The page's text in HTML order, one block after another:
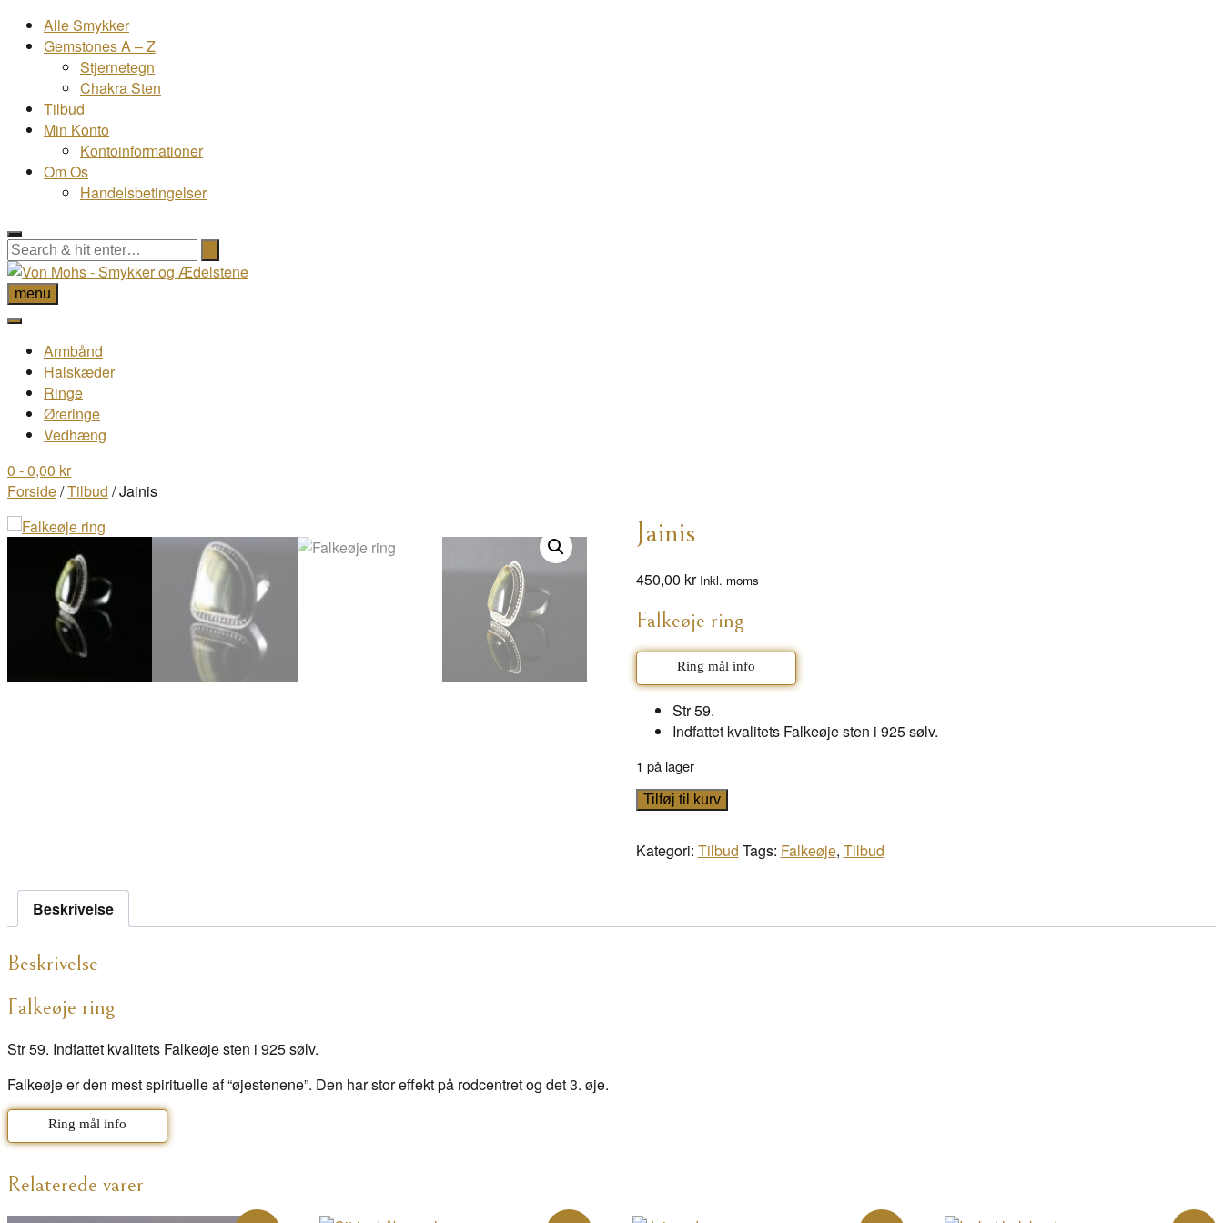
Alle Smykker
Gemstones A – Z
Stjernetegn
Chakra Sten
Tilbud
Min Konto
Kontoinformationer
Om Os
Handelsbetingelser
menu
Armbånd
Halskæder
Ringe
Øreringe
Vedhæng
0 - 0,00 kr
Forside/Tilbud / Jainis
Jainis
450,00 kr Inkl. moms
Falkeøje ring
Ring mål info
Str 59.
Indfattet kvalitets Falkeøje sten i 925 sølv.
1 på lager
Jainis
Tilføj til kurv
Kategori: Tilbud Tags: Falkeøje, Tilbud
Beskrivelse
Beskrivelse
Falkeøje ring
Str 59. Indfattet kvalitets Falkeøje sten i 925 sølv.
Falkeøje er den mest spirituelle af “øjestenene”. Den har stor effekt på rodcentret og det 3. øje.
Ring mål info
Relaterede varer